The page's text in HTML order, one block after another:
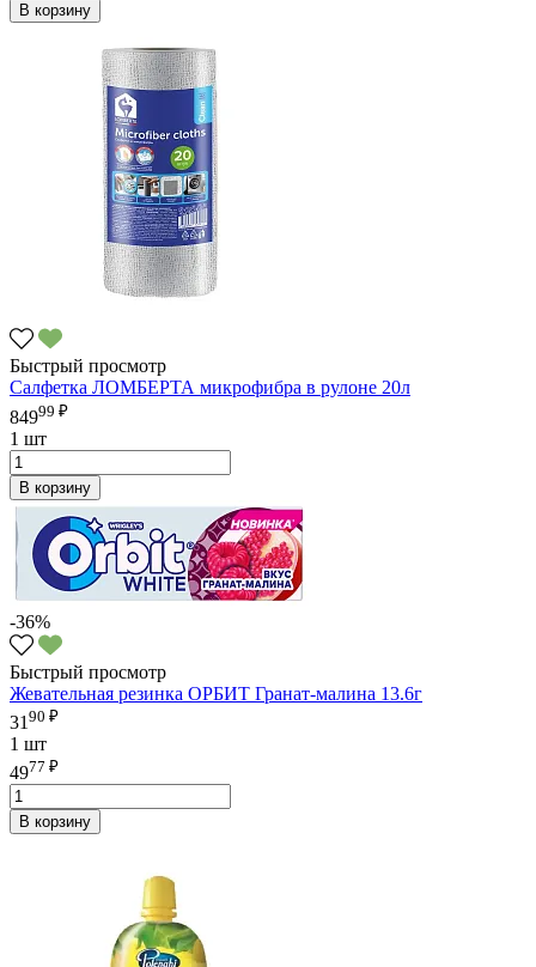
В корзину
Быстрый просмотр
Салфетка ЛОМБЕРТА микрофибра в рулоне 20л
84999 ₽
1 шт
В корзину
-36%
Быстрый просмотр
Жевательная резинка ОРБИТ Гранат-малина 13.6г
31 90 ₽
1 шт
4977 ₽
В корзину